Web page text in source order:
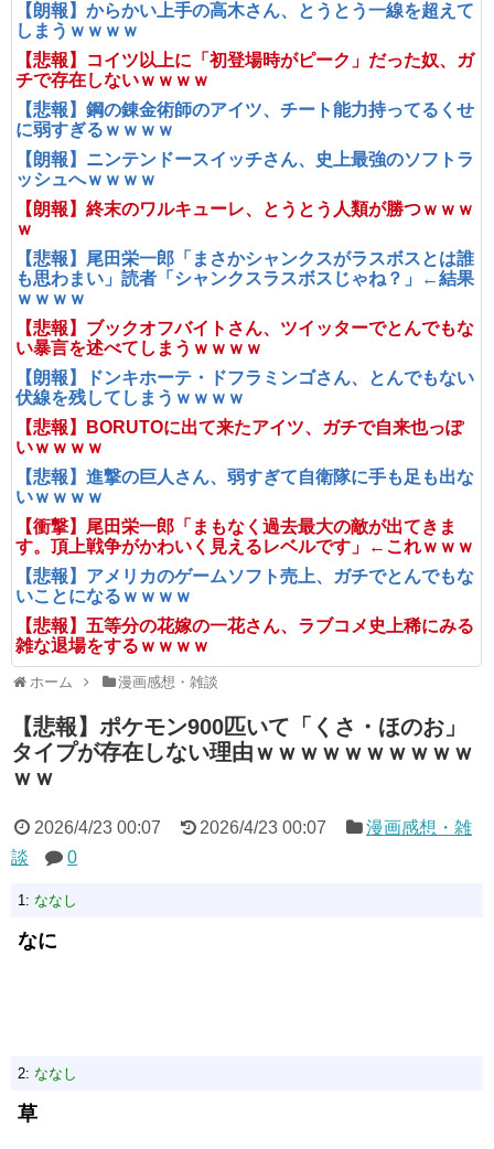
【朗報】からかい上手の高木さん、とうとう一線を超えて
しまうｗｗｗｗ
【悲報】コイツ以上に「初登場時がピーク」だった奴、ガ
チで存在しないｗｗｗｗ
【悲報】鋼の錬金術師のアイツ、チート能力持ってるくせ
に弱すぎるｗｗｗｗ
【朗報】ニンテンドースイッチさん、史上最強のソフトラ
ッシュへｗｗｗｗ
【朗報】終末のワルキューレ、とうとう人類が勝つｗｗｗ
ｗ
【悲報】尾田栄一郎「まさかシャンクスがラスボスとは誰
も思わまい」読者「シャンクスラスボスじゃね？」←結果
ｗｗｗｗ
【悲報】ブックオフバイトさん、ツイッターでとんでもな
い暴言を述べてしまうｗｗｗｗ
【朗報】ドンキホーテ・ドフラミンゴさん、とんでもない
伏線を残してしまうｗｗｗｗ
【悲報】BORUTOに出て来たアイツ、ガチで自来也っぽ
いｗｗｗｗ
【悲報】進撃の巨人さん、弱すぎて自衛隊に手も足も出な
いｗｗｗｗ
【衝撃】尾田栄一郎「まもなく過去最大の敵が出てきま
す。頂上戦争がかわいく見えるレベルです」←これｗｗｗ
【悲報】アメリカのゲームソフト売上、ガチでとんでもな
いことになるｗｗｗｗ
【悲報】五等分の花嫁の一花さん、ラブコメ史上稀にみる
雑な退場をするｗｗｗｗ
ホーム 漫画感想・雑談
【悲報】ポケモン900匹いて「くさ・ほのお」
タイプが存在しない理由ｗｗｗｗｗｗｗｗｗｗ
ｗｗ
2026/4/23 00:07 2026/4/23 00:07
漫画感想・雑
談
0
1: ななし
なに
2: ななし
草